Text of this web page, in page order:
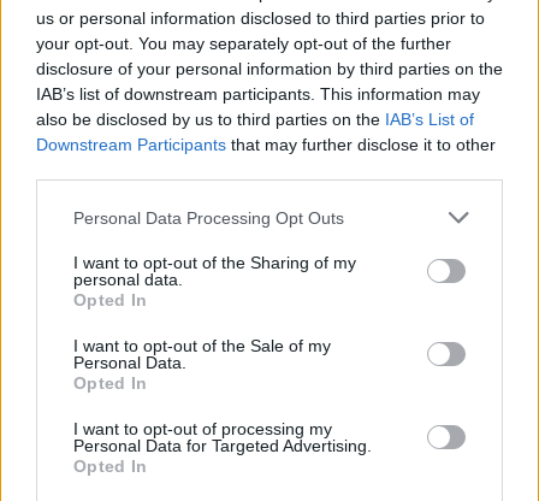
us or personal information disclosed to third parties prior to
your opt-out. You may separately opt-out of the further
disclosure of your personal information by third parties on the
IAB’s list of downstream participants. This information may
also be disclosed by us to third parties on the IAB’s List of
Downstream Participants that may further disclose it to other
Personal Data Processing Opt Outs
I want to opt-out of the Sharing of my
personal data.
Opted In
I want to opt-out of the Sale of my
Personal Data.
Opted In
I want to opt-out of processing my
Personal Data for Targeted Advertising.
Opted In
Van, aki szuperhős, más villamosvezető szeretne
lenni, a legtöbb autista mégsem tud munkát vállalni
Április 2-án volt az autizmus világnapja. Ennek apropóján a Mars
Autistákért Alapítvány egy különleges rajzkiállítással hívta fel a
is ugyanúgy vannak álmaik, mint bárki másnak – a rajzokon
keresztül pedig megmutatták, mik szeretnének lenni, ha felnőnek.